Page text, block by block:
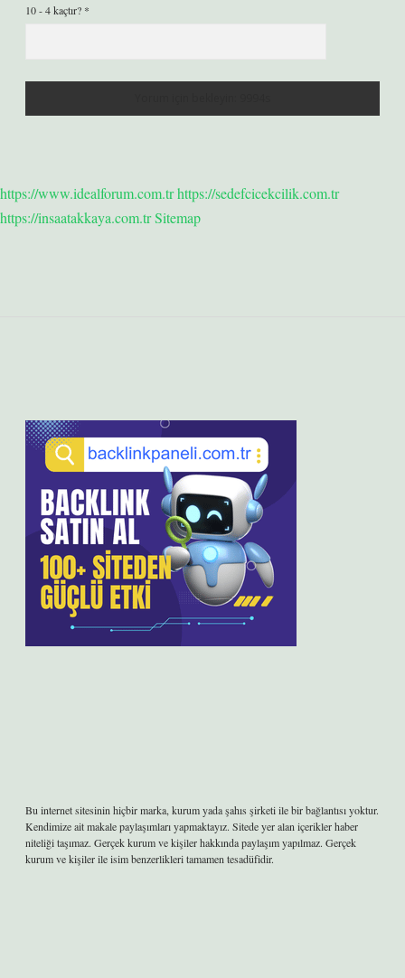
10 - 4 kaçtır? *
https://www.idealforum.com.trhttps://sedefcicekcilik.com.tr
https://insaatakkaya.com.trSitemap
Bu internet sitesinin hiçbir marka, kurum yada şahıs şirketi ile bir bağlantısı yoktur.
Kendimize ait makale paylaşımları yapmaktayız. Sitede yer alan içerikler haber
niteliği taşımaz. Gerçek kurum ve kişiler hakkında paylaşım yapılmaz. Gerçek
kurum ve kişiler ile isim benzerlikleri tamamen tesadüfidir.